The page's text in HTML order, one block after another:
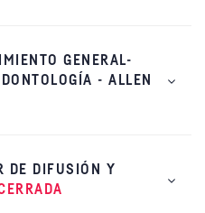
GENERAL-
- ALLEN
DE DIFUSIÓN Y